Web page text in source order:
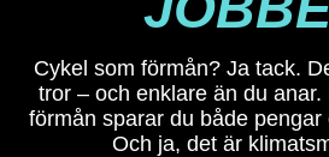
Cykel som förmån? Ja tack.
tror – och enklare än du
förmån sparar du både
Och ja, det är